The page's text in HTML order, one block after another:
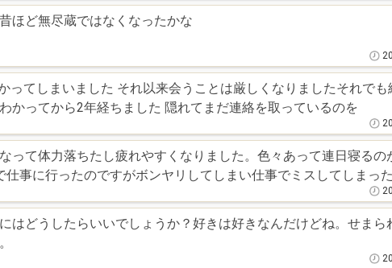
ほど無尽蔵ではなくなったかな
ってしまいました それ以来会うことは厳しくなりましたそれでも
かってから2年経ちました 隠れてまだ連絡を取っているのを
って体力落ちたし疲れやすくなりました。色々あって連日寝るの
仕事に行ったのですがボンヤリしてしまい仕事でミスしてしまった
はどうしたらいいでしょうか？好きは好きなんだけどね。せまら